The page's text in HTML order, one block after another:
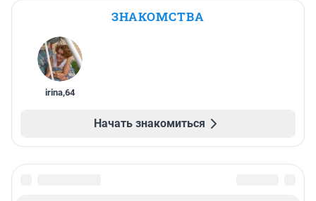
ЗНАКОМСТВА
irina,64
Начать знакомиться